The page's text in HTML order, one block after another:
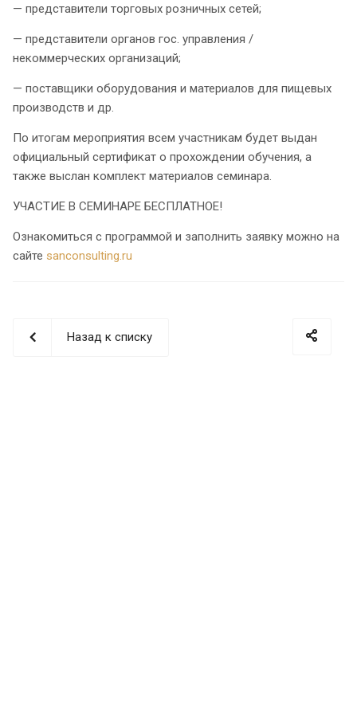
— представители торговых розничных сетей;
— представители органов гос. управления /
некоммерческих организаций;
— поставщики оборудования и материалов для пищевых
производств и др.
По итогам мероприятия всем участникам будет выдан
официальный сертификат о прохождении обучения, а
также выслан комплект материалов семинара.
УЧАСТИЕ В СЕМИНАРЕ БЕСПЛАТНОЕ!
Ознакомиться с программой и заполнить заявку можно на
сайте sanconsulting.ru
Назад к списку